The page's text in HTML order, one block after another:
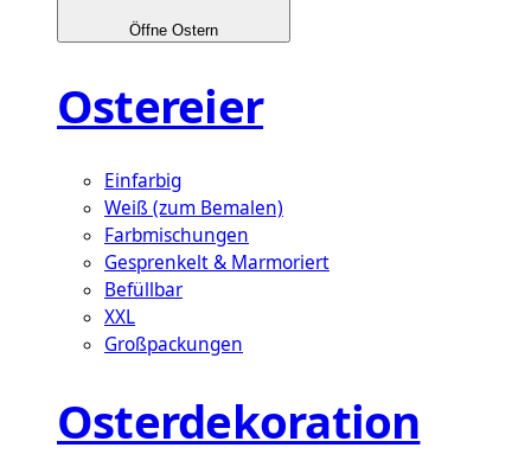
Öffne Ostern
Ostereier
Einfarbig
Weiß (zum Bemalen)
Farbmischungen
Gesprenkelt & Marmoriert
Befüllbar
XXL
Großpackungen
Osterdekoration